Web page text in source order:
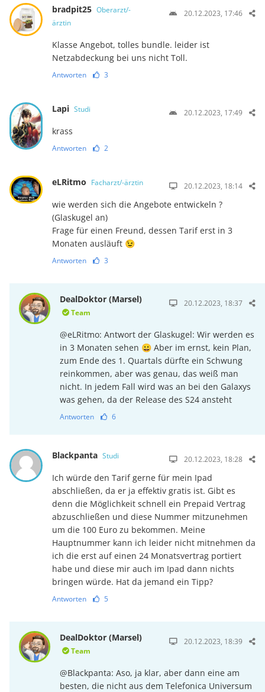
bradpit25 Oberarzt/-
ärztin
20.12.2023, 17:46
Klasse Angebot, tolles bundle. leider ist
Netzabdeckung bei uns nicht Toll.
Antworten 3
Lapi Studi 20.12.2023, 17:49
krass
Antworten 2
eLRitmo Facharzt/-ärztin 20.12.2023, 18:14
wie werden sich die Angebote entwickeln ?
(Glaskugel an)
Frage für einen Freund, dessen Tarif erst in 3
Monaten ausläuft 😉
Antworten 3
DealDoktor (Marsel)
Team
20.12.2023, 18:37
@eLRitmo: Antwort der Glaskugel: Wir werden es
in 3 Monaten sehen 😀 Aber im ernst, kein Plan,
zum Ende des 1. Quartals dürfte ein Schwung
reinkommen, aber was genau, das weiß man
nicht. In jedem Fall wird was an bei den Galaxys
was gehen, da der Release des S24 ansteht
Antworten 6
Blackpanta Studi 20.12.2023, 18:28
Ich würde den Tarif gerne für mein Ipad
abschließen, da er ja effektiv gratis ist. Gibt es
denn die Möglichkeit schnell ein Prepaid Vertrag
abzuschließen und diese Nummer mitzunehmen
um die 100 Euro zu bekommen. Meine
Hauptnummer kann ich leider nicht mitnehmen da
ich die erst auf einen 24 Monatsvertrag portiert
habe und diese mir auch im Ipad dann nichts
bringen würde. Hat da jemand ein Tipp?
Antworten 5
DealDoktor (Marsel)
Team
20.12.2023, 18:39
@Blackpanta: Aso, ja klar, aber dann eine am
besten, die nicht aus dem Telefonica Universum